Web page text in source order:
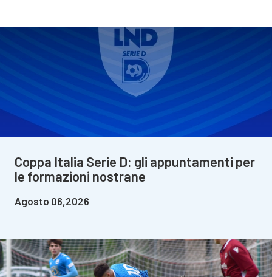
Coppa Italia Serie D: gli appuntamenti per
le formazioni nostrane
Agosto 06,2026